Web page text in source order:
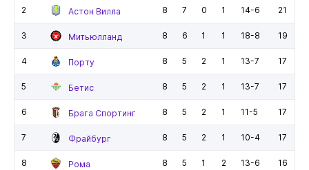
2 Астон Вилла 8 7 0 1 14-6 21
3 Митьюлланд 8 6 1 1 18-8 19
4 Порту 8 5 2 1 13-7 17
5 Бетис 8 5 2 1 13-7 17
6 Брага Спортинг 8 5 2 1 11-5 17
7 Фрайбург 8 5 2 1 10-4 17
8 Рома 8 5 1 2 13-6 16